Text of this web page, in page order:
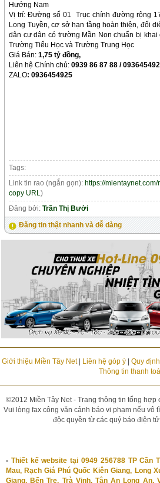
Hướng Nam
Vị trí: Đường số 01
Trục chính đường rộng
Long Tuyền, cơ sở hạn tầng hoàn thiện, đối
dân cư dân có trường Mần Non chuẩn bị
Trường Tiểu Học và Trường Trung Học
Giá Bán:1,75 tỷ đồng,
Liên hệ Chính chủ:0939 86 87 88 /
ZALO: 0936454925
Tags:
Link tin rao (ngắn gọn): https://
copy URL)
Đăng bởi:Trần Thị Bưởi
Đăng tin thật nhanh và dễ dàng
Giới thiệu Miền Tây Net| Liên hệ góp ý| Quy
Thông tin thanh
©2012 Miền Tây Net - Trang thông tin tổng hợp
Vui lòng fax công văn cảnh báo vi phạm nếu vô
độc quyền từ các quý báo điện
- Thiết kế website tại 0949 256788 TP Cần
Mau, Rạch Giá Phú Quốc Kiên Giang, Long
Giang, Bến Tre, Trà Vinh, Tân An Long An,